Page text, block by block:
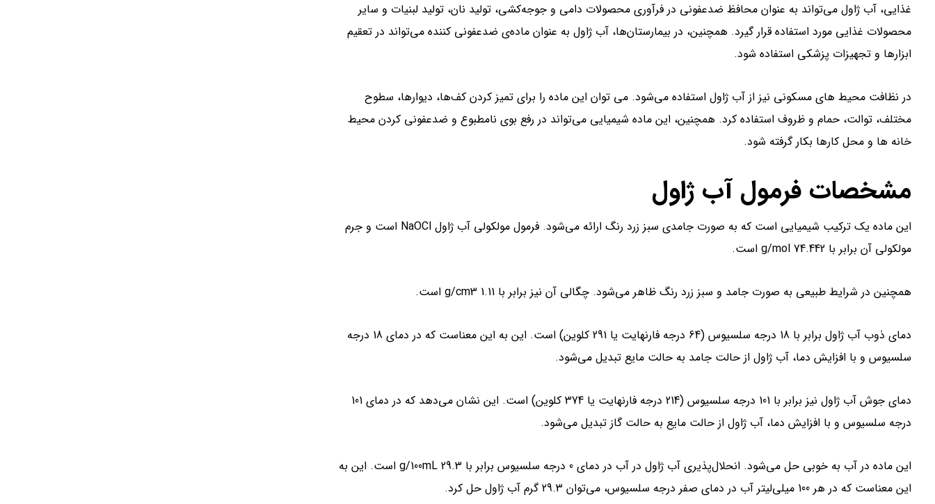
غذایی، آب ژاول می‌تواند به عنوان محافظ ضدعفونی در فرآوری محصولات دامی و جوجه‌کشی، تولید نان، تولید لبنیات و سایر
محصولات غذایی مورد استفاده قرار گیرد. همچنین، در بیمارستان‌ها، آب ژاول به عنوان ماده‌ی ضدعفونی کننده می‌تواند در تعقیم
ابزارها و تجهیزات پزشکی استفاده شود.
در نظافت محیط های مسکونی نیز از آب ژاول استفاده می‌شود. می توان این ماده را برای تمیز کردن کف‌ها، دیوارها، سطوح
مختلف، توالت، حمام و ظروف استفاده کرد. همچنین، این ماده شیمیایی می‌تواند در رفع بوی نامطبوع و ضدعفونی کردن محیط
خانه ها و محل کارها بکار گرفته شود.
مشخصات فرمول آب ژاول
این ماده یک ترکیب شیمیایی است که به صورت جامدی سبز زرد رنگ ارائه می‌شود. فرمول مولکولی آب ژاول NaOCl است و جرم
مولکولی آن برابر با 74.442 g/mol است.
همچنین در شرایط طبیعی به صورت جامد و سبز زرد رنگ ظاهر می‌شود. چگالی آن نیز برابر با 1.11 g/cm3 است.
دمای ذوب آب ژاول برابر با 18 درجه سلسیوس (64 درجه فارنهایت یا 291 کلوین) است. این به این معناست که در دمای 18 درجه
سلسیوس و با افزایش دما، آب ژاول از حالت جامد به حالت مایع تبدیل می‌شود.
دمای جوش آب ژاول نیز برابر با 101 درجه سلسیوس (214 درجه فارنهایت یا 374 کلوین) است. این نشان می‌دهد که در دمای 101
درجه سلسیوس و با افزایش دما، آب ژاول از حالت مایع به حالت گاز تبدیل می‌شود.
این ماده در آب به خوبی حل می‌شود. انحلال‌پذیری آب ژاول در آب در دمای 0 درجه سلسیوس برابر با 29.3 g/100mL است. این به
این معناست که در هر 100 میلی‌لیتر آب در دمای صفر درجه سلسیوس، می‌توان 29.3 گرم آب ژاول حل کرد.